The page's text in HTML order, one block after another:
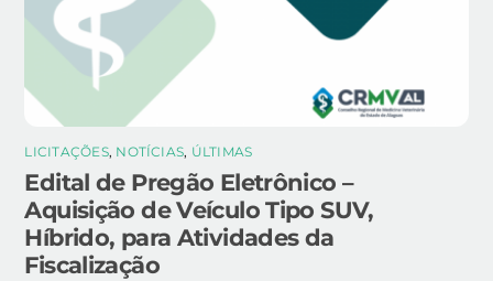
LICITAÇÕES, NOTÍCIAS, ÚLTIMAS
Edital de Pregão Eletrônico –
Aquisição de Veículo Tipo SUV,
Híbrido, para Atividades da
Fiscalização